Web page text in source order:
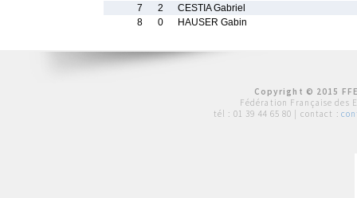
7
2
CESTIA Gabriel
8
0 HAUSER Gabin
Copyright © 2015
Fédération Française des
tél : 01 39 44 65 80 | contact :